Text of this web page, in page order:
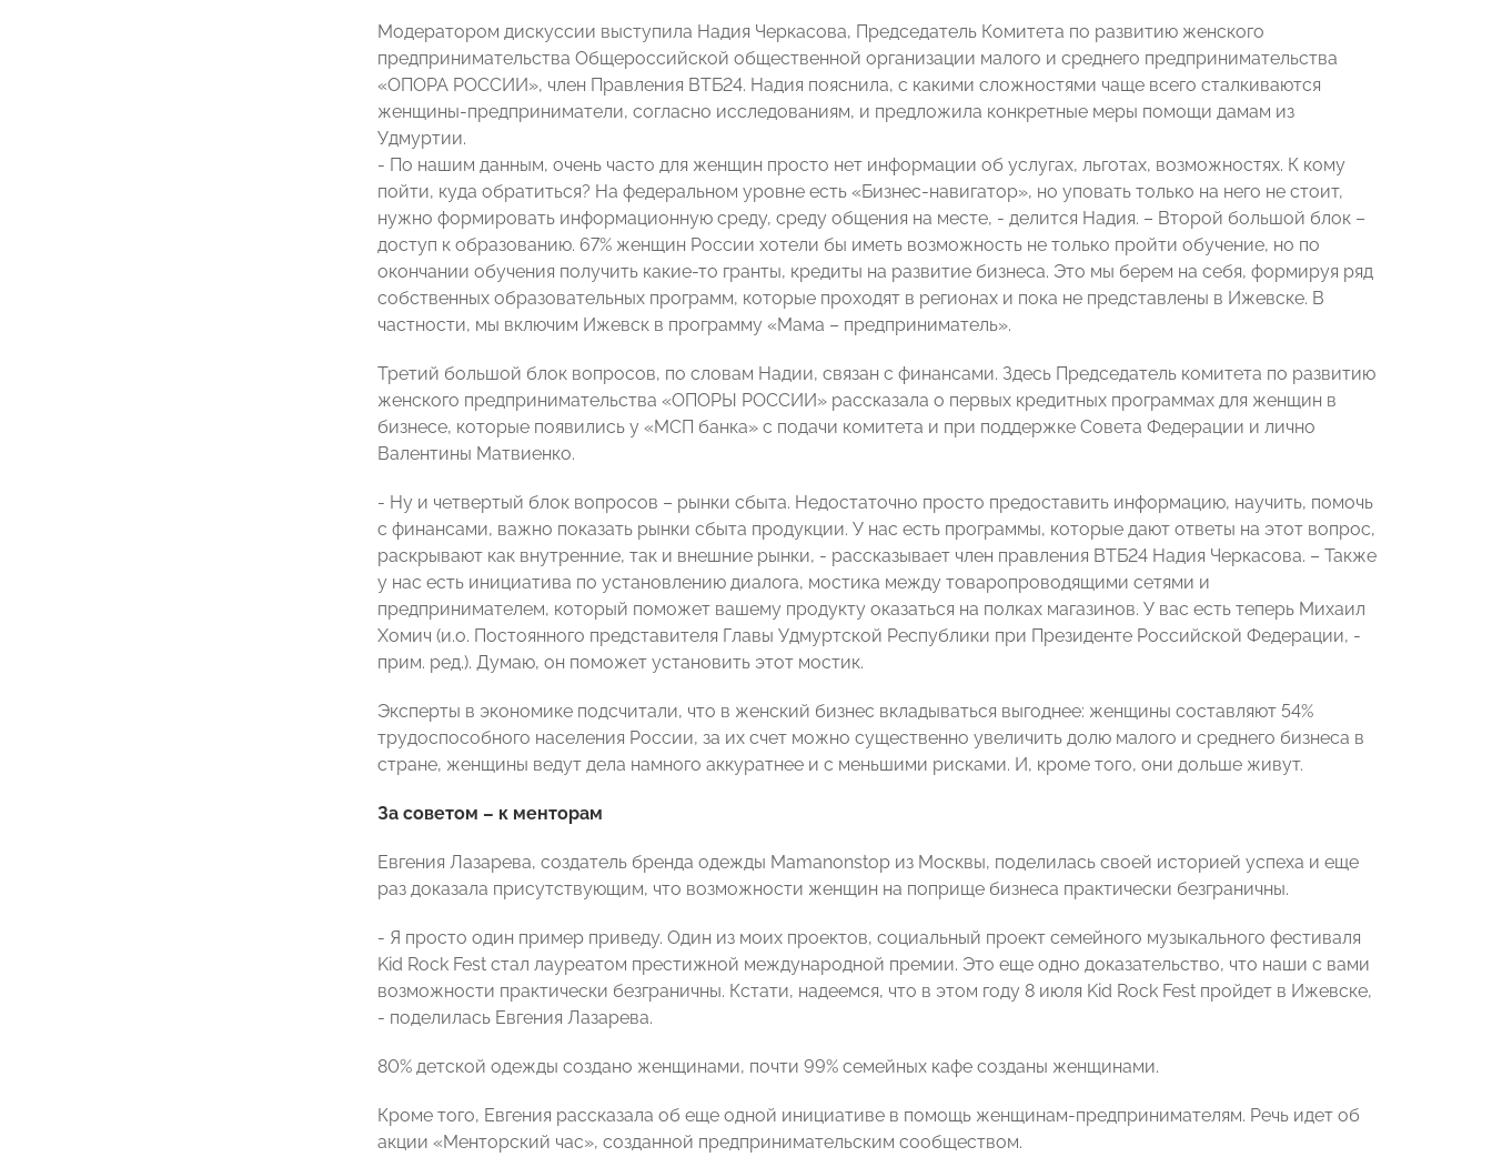
Модератором дискуссии выступила Надия Черкасова, Председатель Комитета по развитию женского
предпринимательства Общероссийской общественной организации малого и среднего предпринимательства
«ОПОРА РОССИИ», член Правления ВТБ24. Надия пояснила, с какими сложностями чаще всего сталкиваются
женщины-предприниматели, согласно исследованиям, и предложила конкретные меры помощи дамам из
Удмуртии.
- По нашим данным, очень часто для женщин просто нет информации об услугах, льготах, возможностях. К кому
пойти, куда обратиться? На федеральном уровне есть «Бизнес-навигатор», но уповать только на него не стоит,
нужно формировать информационную среду, среду общения на месте, - делится Надия. – Второй большой блок –
доступ к образованию. 67% женщин России хотели бы иметь возможность не только пройти обучение, но по
окончании обучения получить какие-то гранты, кредиты на развитие бизнеса. Это мы берем на себя, формируя ряд
собственных образовательных программ, которые проходят в регионах и пока не представлены в Ижевске. В
частности, мы включим Ижевск в программу «Мама – предприниматель».
Третий большой блок вопросов, по словам Надии, связан с финансами. Здесь Председатель комитета по развитию
женского предпринимательства «ОПОРЫ РОССИИ» рассказала о первых кредитных программах для женщин в
бизнесе, которые появились у «МСП банка» с подачи комитета и при поддержке Совета Федерации и лично
Валентины Матвиенко.
- Ну и четвертый блок вопросов – рынки сбыта. Недостаточно просто предоставить информацию, научить, помочь
с финансами, важно показать рынки сбыта продукции. У нас есть программы, которые дают ответы на этот вопрос,
раскрывают как внутренние, так и внешние рынки, - рассказывает член правления ВТБ24 Надия Черкасова. – Также
у нас есть инициатива по установлению диалога, мостика между товаропроводящими сетями и
предпринимателем, который поможет вашему продукту оказаться на полках магазинов. У вас есть теперь Михаил
Хомич (и.о. Постоянного представителя Главы Удмуртской Республики при Президенте Российской Федерации, -
прим. ред.). Думаю, он поможет установить этот мостик.
Эксперты в экономике подсчитали, что в женский бизнес вкладываться выгоднее: женщины составляют 54%
трудоспособного населения России, за их счет можно существенно увеличить долю малого и среднего бизнеса в
стране, женщины ведут дела намного аккуратнее и с меньшими рисками. И, кроме того, они дольше живут.
За советом – к менторам
Евгения Лазарева, создатель бренда одежды Mamanonstop из Москвы, поделилась своей историей успеха и еще
раз доказала присутствующим, что возможности женщин на поприще бизнеса практически безграничны.
- Я просто один пример приведу. Один из моих проектов, социальный проект семейного музыкального фестиваля
Kid Rock Fest стал лауреатом престижной международной премии. Это еще одно доказательство, что наши с вами
возможности практически безграничны. Кстати, надеемся, что в этом году 8 июля Kid Rock Fest пройдет в Ижевске,
- поделилась Евгения Лазарева.
80% детской одежды создано женщинами, почти 99% семейных кафе созданы женщинами.
Кроме того, Евгения рассказала об еще одной инициативе в помощь женщинам-предпринимателям. Речь идет об
акции «Менторский час», созданной предпринимательским сообществом.